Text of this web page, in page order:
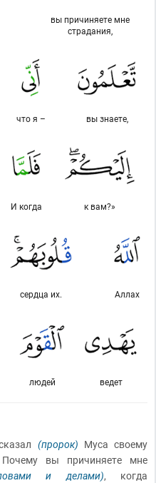
вы причиняете мне
страдания,
вы знаете,
что я –
к вам?»
И когда
Аллах
сердца их.
ведет
людей
(пророк) Муса своему
вы причиняете мне
и делами), когда